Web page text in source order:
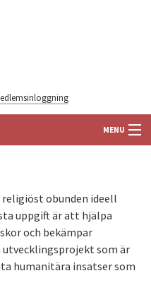
MENU
obunden ideell
uppgift är att hjälpa
och bekämpar
som är
humanitära insatser som